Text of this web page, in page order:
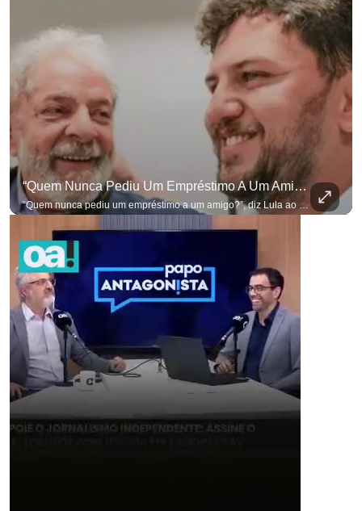
“Quem Nunca Pediu Um Empréstimo A Um Amigo?”, Diz Lula Ao Defender Seu Ex-Chefe De Gabinete
“Quem nunca pediu um empréstimo a um amigo?”, diz Lula ao defender seu ex-chefe de gabinete Marcola, que recebeu R$ 249 mil de uma empresa ligada a uma amiga de Lulinha. #OAntagonista Se você busca informação com credibilidade, inscreva-se agora e ative o
para não perder nenhuma